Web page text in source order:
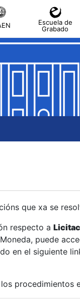
Escuela de
Grabado
que xa se
respecto a
puede
en el siguiente
procedimientos